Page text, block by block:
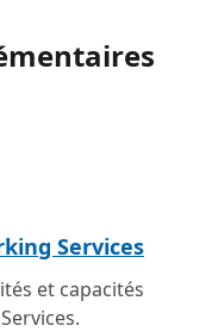
Services
et capacités